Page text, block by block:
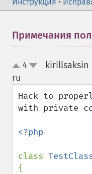
Примечания
up4
ru
Hack to
with private
<?php
class
{